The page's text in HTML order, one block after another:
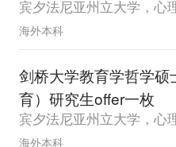
海外本科
剑桥大学教育学哲学硕
育）研究生offer一枚
海外本科